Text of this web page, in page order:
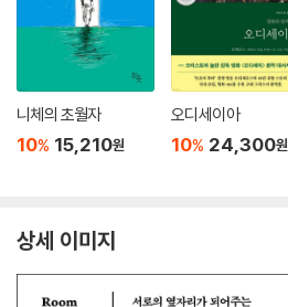
니체의 초월자
10% 15,210원
오디세이아
10% 24,300원
상세 이미지